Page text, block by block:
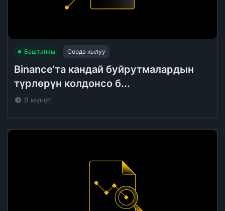
Баштапкы Соода кылуу
Binance'та кандай буйрутмалардын
түрлөрүн колдонсо б...
8 мүнөт